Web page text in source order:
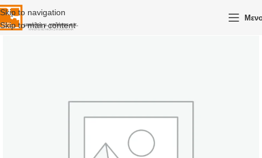
Skip to navigation
Skip to main content